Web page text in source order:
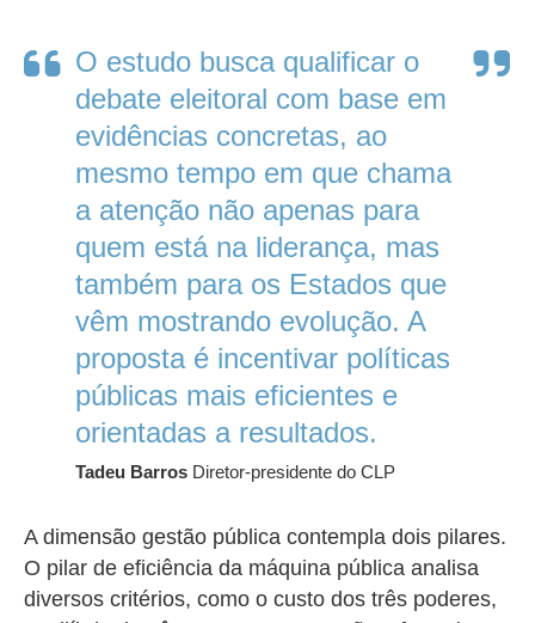
O estudo busca qualificar o
debate eleitoral com base em
evidências concretas, ao
mesmo tempo em que chama
a atenção não apenas para
quem está na liderança, mas
também para os Estados que
vêm mostrando evolução. A
proposta é incentivar políticas
públicas mais eficientes e
orientadas a resultados.
Tadeu Barros Diretor-presidente do CLP
A dimensão gestão pública contempla dois pilares.
O pilar de eficiência da máquina pública analisa
diversos critérios, como o custo dos três poderes,